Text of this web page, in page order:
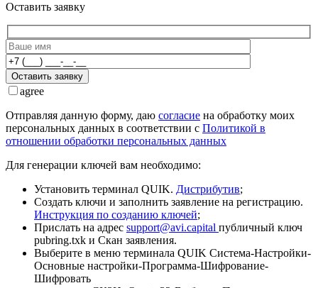
Оставить заявку
Оставить заявку
agree
Отправляя данную форму, даю согласие на обработку моих
персональных данных в соответствии с Политикой в
отношении обработки персональных данных
Для генерации ключей вам необходимо:
Установить терминал QUIK. Дистрибутив;
Создать ключи и заполнить заявление на регистрацию.
Инструкция по созданию ключей;
Прислать на адрес support@avi.capital публичный ключ
pubring.txk и Скан заявления.
Выберите в меню терминала QUIK Система-Настройки-
Основные настройки-Программа-Шифрование-
Шифровать